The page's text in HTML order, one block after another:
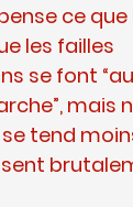
ce
les failles
se font
tend